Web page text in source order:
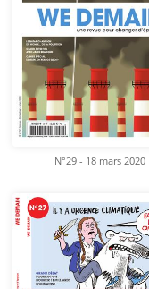
N°29 - 18 mars 2020